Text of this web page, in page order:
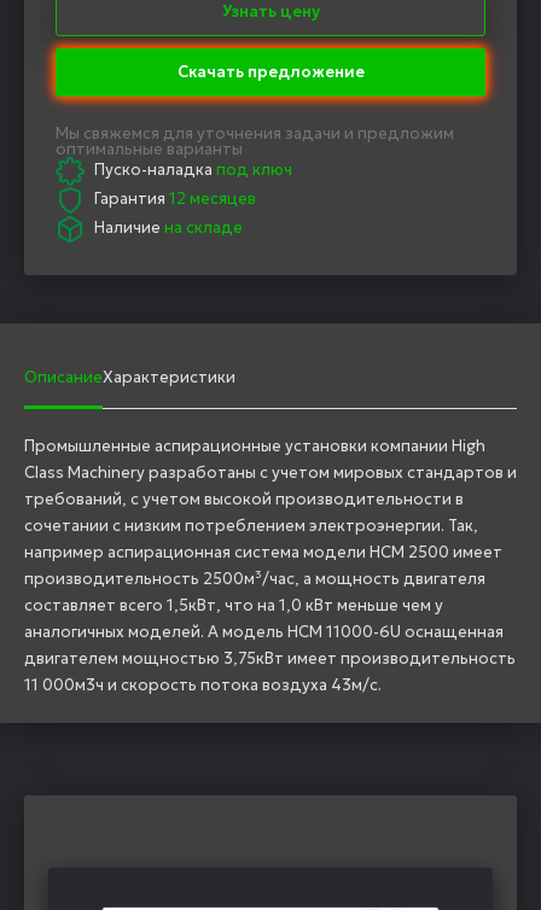
Узнать цену
Скачать предложение
Мы свяжемся для уточнения задачи и предложим
оптимальные варианты
Пуско-наладка под ключ
Гарантия 12 месяцев
Наличие на складе
ОписаниеХарактеристики
Промышленные аспирационные установки компании High
Class Machinery разработаны с учетом мировых стандартов и
требований, с учетом высокой производительности в
сочетании с низким потреблением электроэнергии. Так,
например аспирационная система модели HCM 2500 имеет
производительность 2500м³/час, а мощность двигателя
составляет всего 1,5кВт, что на 1,0 кВт меньше чем у
аналогичных моделей. А модель HCM 11000-6U оснащенная
двигателем мощностью 3,75кВт имеет производительность
11 000м3ч и скорость потока воздуха 43м/с.